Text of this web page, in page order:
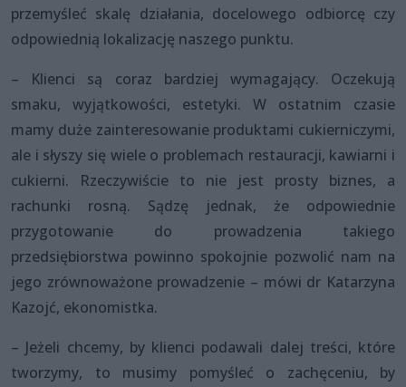
przemyśleć skalę działania, docelowego odbiorcę czy
odpowiednią lokalizację naszego punktu.
– Klienci są coraz bardziej wymagający. Oczekują
smaku, wyjątkowości, estetyki. W ostatnim czasie
mamy duże zainteresowanie produktami cukierniczymi,
ale i słyszy się wiele o problemach restauracji, kawiarni i
cukierni. Rzeczywiście to nie jest prosty biznes, a
rachunki rosną. Sądzę jednak, że odpowiednie
przygotowanie do prowadzenia takiego
przedsiębiorstwa powinno spokojnie pozwolić nam na
jego zrównoważone prowadzenie – mówi dr Katarzyna
Kazojć, ekonomistka.
– Jeżeli chcemy, by klienci podawali dalej treści, które
tworzymy, to musimy pomyśleć o zachęceniu, by